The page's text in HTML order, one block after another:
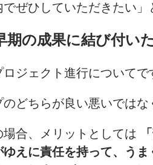
ぜひしていただきたい」
の成果に結び付いた
ジェクト進行についてで
どちらが良い悪いでは
合、メリットとしては
えに責任を持って、う